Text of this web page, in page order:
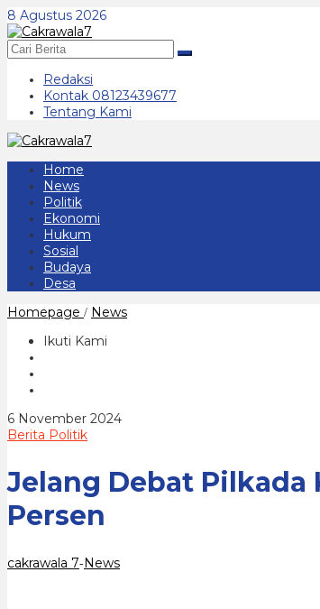
Lewati
ke
konten
8 Agustus 2026
Redaksi
Kontak 08123439677
Tentang Kami
Home
News
Politik
Ekonomi
Hukum
Sosial
Budaya
Desa
Homepage / NewsJelang
Persen
Ikuti Kami
6 November 2024oleh
Berita Politik
Jelang Debat Pilkada
Persen
cakrawala 7-News